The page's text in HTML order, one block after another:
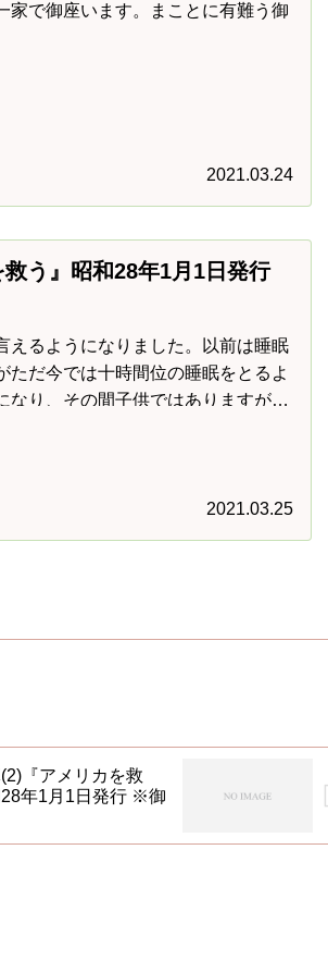
家で御座います。まことに有難う御
2021.03.24
う』昭和28年1月1日発行
えるようになりました。以前は睡眠
ただ今では十時間位の睡眠をとるよ
なり、その間子供ではありますがよ
2021.03.25
『アメリカを救
28年1月1日発行 ※御